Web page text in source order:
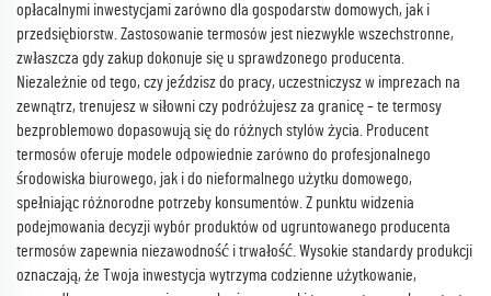
opłacalnymi inwestycjami zarówno dla gospodarstw domowych, jak i
przedsiębiorstw. Zastosowanie termosów jest niezwykle wszechstronne,
zwłaszcza gdy zakup dokonuje się u sprawdzonego producenta.
Niezależnie od tego, czy jeździsz do pracy, uczestniczysz w imprezach na
zewnątrz, trenujesz w siłowni czy podróżujesz za granicę – te termosy
bezproblemowo dopasowują się do różnych stylów życia. Producent
termosów oferuje modele odpowiednie zarówno do profesjonalnego
środowiska biurowego, jak i do nieformalnego użytku domowego,
spełniając różnorodne potrzeby konsumentów. Z punktu widzenia
podejmowania decyzji wybór produktów od ugruntowanego producenta
termosów zapewnia niezawodność i trwałość. Wysokie standardy produkcji
oznaczają, że Twoja inwestycja wytrzyma codzienne użytkowanie,